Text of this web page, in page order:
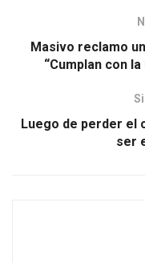
Masivo reclamo
“Cumplan con
Luego de perder el
ser